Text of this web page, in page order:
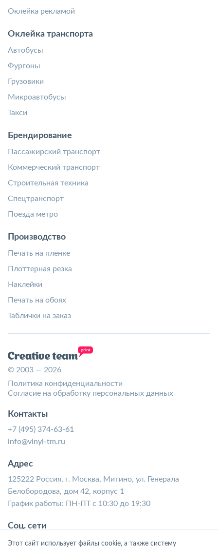
Оклейка рекламой
Оклейка транспорта
Автобусы
Фургоны
Грузовики
Микроавтобусы
Такси
Брендирование
Пассажирский транспорт
Коммерческий транспорт
Строительная техника
Спецтранспорт
Поезда метро
Производство
Печать на пленке
Плоттерная резка
Наклейки
Печать на обоях
Таблички на заказ
© 2003 — 2026
Политика конфиденциальности
Согласие на обработку персональных данных
Контакты
+7 (495) 374-63-61
info@vinyl-tm.ru
Адрес
125222 Россия, г. Москва, Митино, ул. Генерала
Белобородова, дом 42, корпус 1
График работы: ПН-ПТ с 10:30 до 19:30
Соц. сети
Этот сайт использует файлы cookie, а также систему